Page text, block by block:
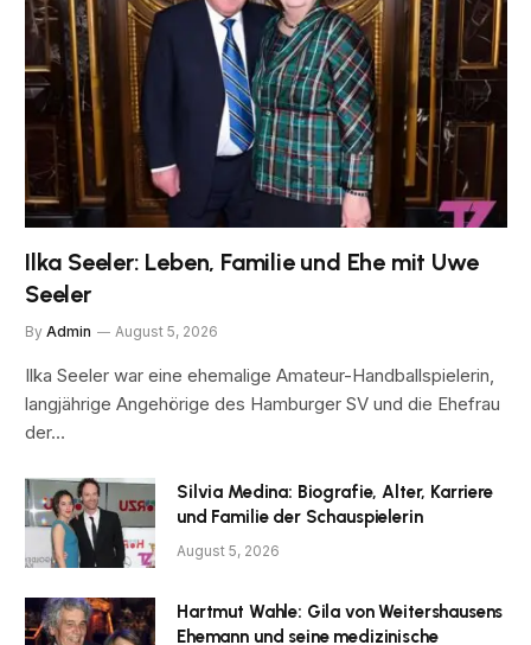
Ilka Seeler: Leben, Familie und Ehe mit Uwe
Seeler
By Admin August 5, 2026
Ilka Seeler war eine ehemalige Amateur-Handballspielerin,
langjährige Angehörige des Hamburger SV und die Ehefrau
der…
Silvia Medina: Biografie, Alter, Karriere
und Familie der Schauspielerin
August 5, 2026
Hartmut Wahle: Gila von Weitershausens
Ehemann und seine medizinische